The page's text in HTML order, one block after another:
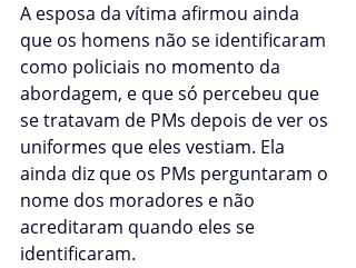
A esposa da vítima afirmou ainda
que os homens não se identificaram
como policiais no momento da
abordagem, e que só percebeu que
se tratavam de PMs depois de ver os
uniformes que eles vestiam. Ela
ainda diz que os PMs perguntaram o
nome dos moradores e não
acreditaram quando eles se
identificaram.